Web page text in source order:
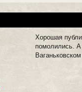
Хорошая
помолились. А